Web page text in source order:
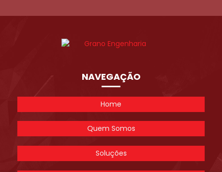
NAVEGAÇÃO
Home
Quem Somos
Soluções